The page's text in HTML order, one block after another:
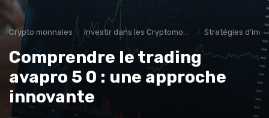
Crypto monnaies Investir dans les Cryptomonnaies Stratégies
Comprendre le trading
avapro 5 0 : une approche
innovante